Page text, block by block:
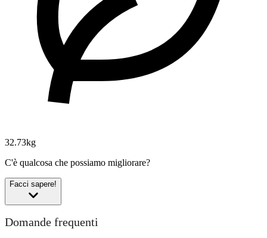
32.73kg
C'è qualcosa che possiamo migliorare?
Facci sapere!
Domande frequenti